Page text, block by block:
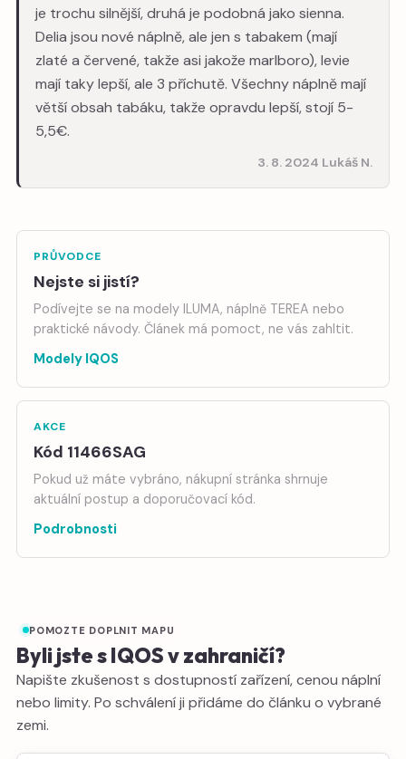
je trochu silnější, druhá je podobná jako sienna.
Delia jsou nové náplně, ale jen s tabakem (mají
zlaté a červené, takže asi jakože marlboro), levie
mají taky lepší, ale 3 příchutě. Všechny náplně mají
větší obsah tabáku, takže opravdu lepší, stojí 5-
5,5€.
3. 8. 2024 Lukáš N.
PRŮVODCE
Nejste si jistí?
Podívejte se na modely ILUMA, náplně TEREA nebo
praktické návody. Článek má pomoct, ne vás zahltit.
Modely IQOS
AKCE
Kód 11466SAG
Pokud už máte vybráno, nákupní stránka shrnuje
aktuální postup a doporučovací kód.
Podrobnosti
POMOZTE DOPLNIT MAPU
Byli jste s IQOS v zahraničí?
Napište zkušenost s dostupností zařízení, cenou náplní
nebo limity. Po schválení ji přidáme do článku o vybrané
zemi.